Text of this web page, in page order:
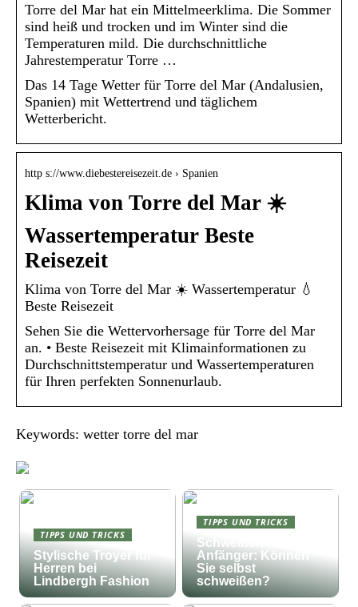
Torre del Mar hat ein Mittelmeerklima. Die Sommer
sind heiß und trocken und im Winter sind die
Temperaturen mild. Die durchschnittliche
Jahrestemperatur Torre …
Das 14 Tage Wetter für Torre del Mar (Andalusien,
Spanien) mit Wettertrend und täglichem
Wetterbericht.
http s://www.diebestereisezeit.de › Spanien
Klima von Torre del Mar ☀️
Wassertemperatur Beste
Reisezeit
Klima von Torre del Mar ☀️ Wassertemperatur 💧
Beste Reisezeit
Sehen Sie die Wettervorhersage für Torre del Mar
an. • Beste Reisezeit mit Klimainformationen zu
Durchschnittstemperatur und Wassertemperaturen
für Ihren perfekten Sonnenurlaub.
Keywords: wetter torre del mar
TIPPS UND TRICKS
Stylische Troyer für
Herren bei
Lindbergh Fashion
TIPPS UND TRICKS
Schweißen für
Anfänger: Können
Sie selbst
schweißen?